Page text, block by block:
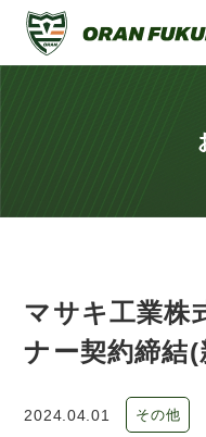
マサキ工業株
ナー契約締結
2024.04.01 その他